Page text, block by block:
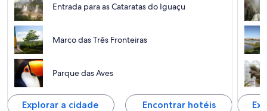
Entrada para as Cataratas do Iguaçu
Marco das Três Fronteiras
Parque das Aves
Explorar a cidade Encontrar hotéis